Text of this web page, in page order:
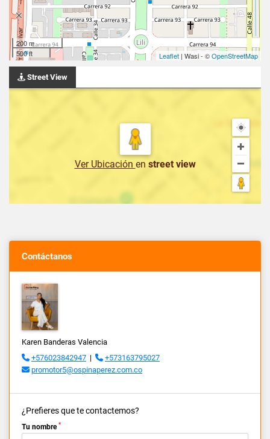
200 m
500 ft
Leaflet | Wasi - ©OpenStreetMap
Street View
Ver Ubicación en street view
Contáctanos
Karen Banderas Valencia
+576023842947 |
+573163795027
promotor5@ospinaperez.com.co
¿Prefieres que te contactemos?
Tu nombre *